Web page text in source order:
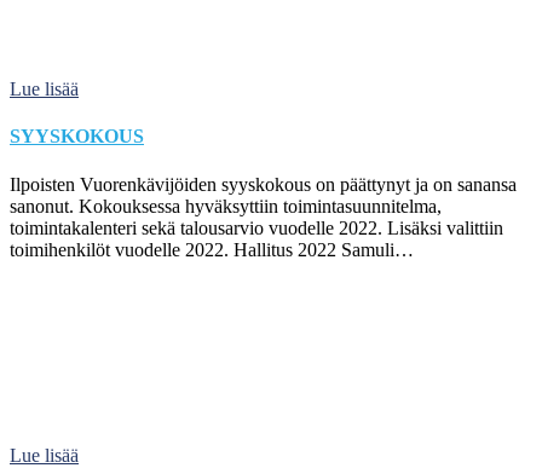
Lue lisää
SYYSKOKOUS
Ilpoisten Vuorenkävijöiden syyskokous on päättynyt ja on sanansa
sanonut. Kokouksessa hyväksyttiin toimintasuunnitelma,
toimintakalenteri sekä talousarvio vuodelle 2022. Lisäksi valittiin
toimihenkilöt vuodelle 2022. Hallitus 2022 Samuli…
Lue lisää